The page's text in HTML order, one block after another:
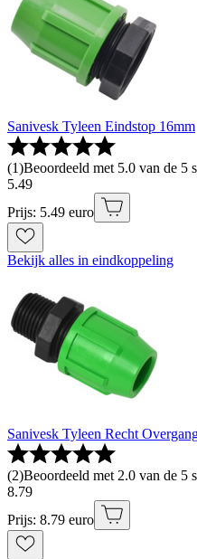
Sanivesk Tyleen Eindstop 16mm
(1)Beoordeeld met 5.0 van de 5
5.49
Prijs: 5.49 euro
Bekijk alles in eindkoppeling
Sanivesk Tyleen Recht
(2)Beoordeeld met 2.0 van de 5
8.79
Prijs: 8.79 euro